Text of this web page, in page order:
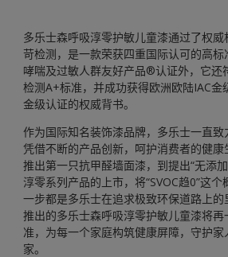
多乐士森呼吸淳零护敏儿童漆通过了权
苛检测，是一款荣获四重国际认可的高
哮喘及过敏人群友好产品®认证外，它还
检测A+标准，并成功获得欧洲欧陆IAC金
金级认证的权威背书。
作为国际知名装饰漆品牌，多乐士一直致
凭借不断的产品创新，呵护消费者的健康
推出第一只抗甲醛墙面漆，到提出“无添
淳零系列产品的上市，将“SVOC趋0”这
一步都是多乐士在追求极致环保道路上
推出的多乐士森呼吸淳零护敏儿童漆将
准，为每一个家庭构筑健康屏障，守护
家。